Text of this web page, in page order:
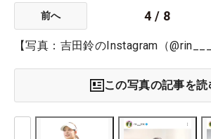
前へ 4 / 8
【写真：吉田鈴のInstagram（
この写真の記事を読